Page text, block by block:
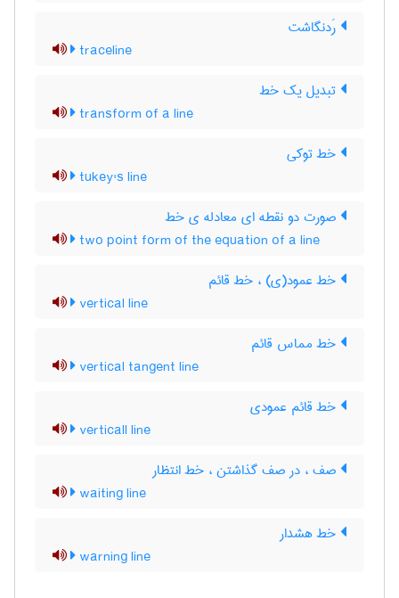
رَدنگاشت
traceline
تبدیل یک خط
transform of a line
خط توکی
tukey's line
صورت دو نقطه ای معادله ی خط
two point form of the equation of a line
خط عمود(ی) ، خط قائم
vertical line
خط مماس قائم
vertical tangent line
خط قائم عمودی
verticall line
صف ، در صف گذاشتن ، خط انتظار
waiting line
خط هشدار
warning line